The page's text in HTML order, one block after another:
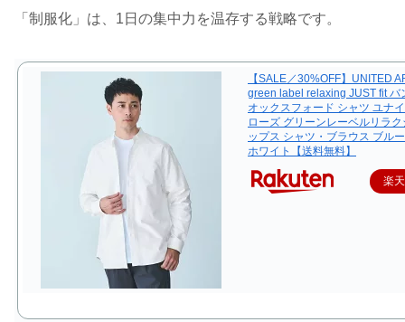
「制服化」は、1日の集中力を温存する戦略です。
【SALE／30%OFF】UNITED
green label relaxing JUST fit バ
オックスフォード シャツ ユナ
ローズ グリーンレーベルリラ
ップス シャツ・ブラウス ブル
ホワイト【送料無料】
楽